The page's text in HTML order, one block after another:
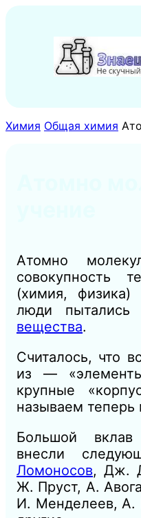
содержимому
Химия Общая химия
Атомно
совокупность
(химия,
люди пытались
вещества.
Считалось, что
из —
крупные
называем теперь
Большой
внесли
Ломоносов, Дж.
Ж. Пруст, А.
И. Менделеев, А.